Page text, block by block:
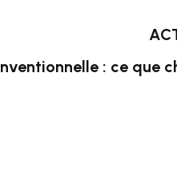
: ce que